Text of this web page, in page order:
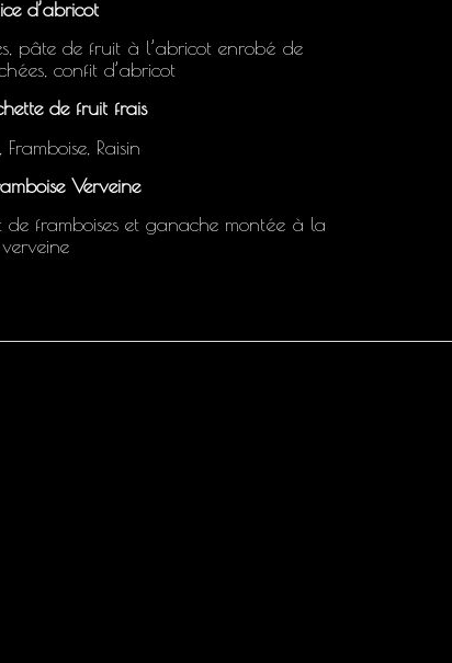
d’abricot
pâte de fruit à l’abricot enrobé de
confit d’abricot
de fruit frais
Raisin
Verveine
framboises et ganache montée à la
verveine